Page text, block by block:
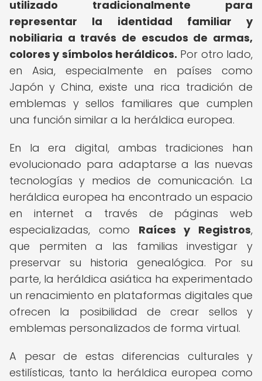
utilizado tradicionalmente para
representar la identidad familiar y
nobiliaria a través de escudos de armas,
colores y símbolos heráldicos. Por otro lado,
en Asia, especialmente en países como
Japón y China, existe una rica tradición de
emblemas y sellos familiares que cumplen
una función similar a la heráldica europea.
En la era digital, ambas tradiciones han
evolucionado para adaptarse a las nuevas
tecnologías y medios de comunicación. La
heráldica europea ha encontrado un espacio
en internet a través de páginas web
especializadas, como Raíces y Registros,
que permiten a las familias investigar y
preservar su historia genealógica. Por su
parte, la heráldica asiática ha experimentado
un renacimiento en plataformas digitales que
ofrecen la posibilidad de crear sellos y
emblemas personalizados de forma virtual.
A pesar de estas diferencias culturales y
estilísticas, tanto la heráldica europea como